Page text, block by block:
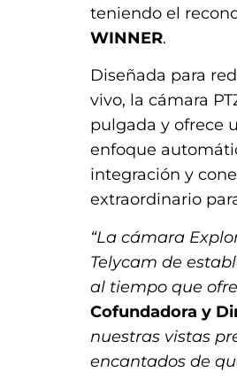
teniendo el
WINNER.
Diseñada para
vivo, la cámara
pulgada y ofrece
enfoque
integración y
extraordinario
“La cámara
Telycam de
al tiempo que
Cofundadora y
nuestras vistas
encantados de